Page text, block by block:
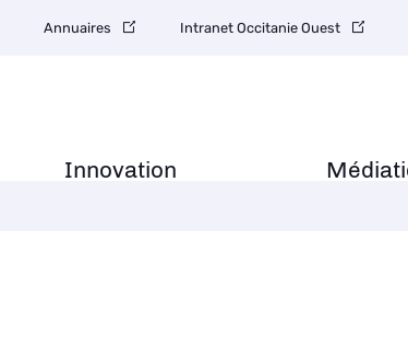
Innovation
Annuaires Intranet Occitanie Ouest